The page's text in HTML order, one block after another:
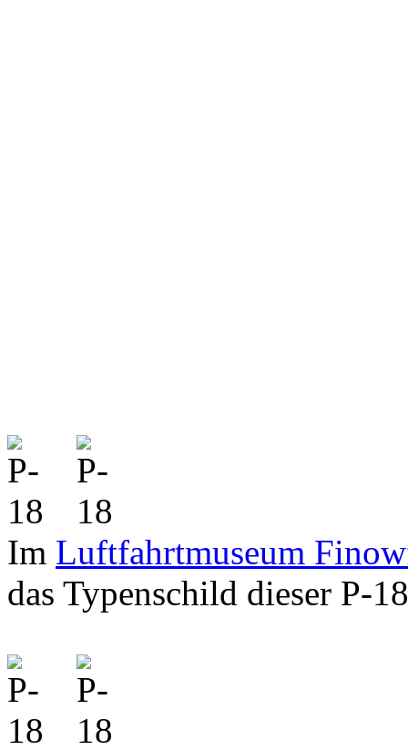
Im Luftfahrtmuseum
das Typenschild dieser P-